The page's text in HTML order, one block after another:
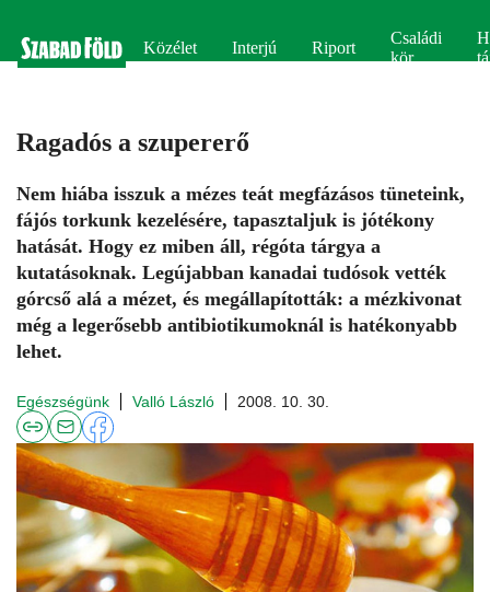
Közélet Interjú Riport
Családi
kör
Ragadós a szupererő
Nem hiába isszuk a mézes teát megfázásos tüneteink,
fájós torkunk kezelésére, tapasztaljuk is jótékony
hatását. Hogy ez miben áll, régóta tárgya a
kutatásoknak. Legújabban kanadai tudósok vették
górcső alá a mézet, és megállapították: a mézkivonat
még a legerősebb antibiotikumoknál is hatékonyabb
lehet.
Egészségünk Valló László 2008. 10. 30.